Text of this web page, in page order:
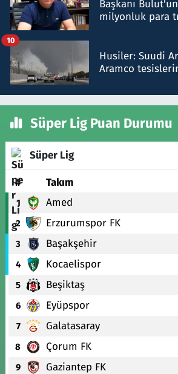
Başkanı
milyonluk para
Husiler: Suudi
Aramco
10
Süper Lig Puan Durumu
Süper Lig
# Takım
1 Amed
2 Erzurumspor FK
3 Başakşehir
4 Kocaelispor
5 Beşiktaş
6 Eyüpspor
7 Galatasaray
8 Çorum FK
9 Gaziantep FK